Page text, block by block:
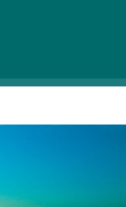
klasične